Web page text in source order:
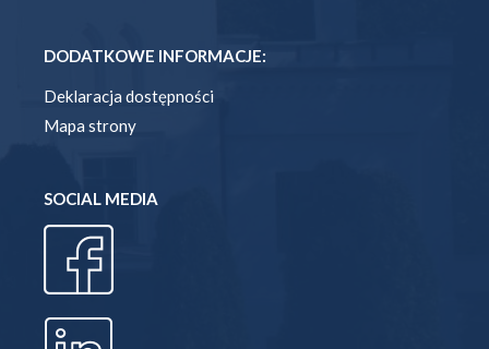
DODATKOWE INFORMACJE:
Deklaracja dostępności
Mapa strony
SOCIAL MEDIA